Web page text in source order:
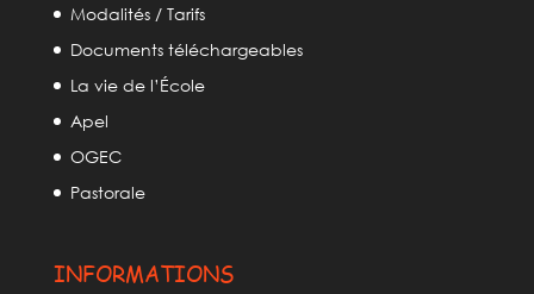
Modalités / Tarifs
Documents téléchargeables
La vie de l’École
Apel
OGEC
Pastorale
INFORMATIONS